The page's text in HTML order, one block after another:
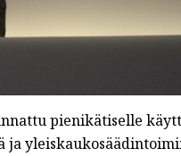
pienikätiselle